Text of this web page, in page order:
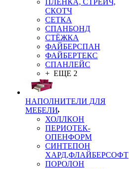
ПЛЁНКА, СТРЕЙЧ,
СКОТЧ
СЕТКА
СПАНБОНД
СТЁЖКА
ФАЙБЕРСПАН
ФАЙБЕРТЕКС
СПАНЛЕЙС
+ ЕЩЕ 2
НАПОЛНИТЕЛИ ДЛЯ
МЕБЕЛИ
ХОЛЛКОН
ПЕРИОТЕК-
ОПЕНФОРМ
СИНТЕПОН
ХАРД,ФЛАЙБЕРСОФТ
ПОРОЛОН